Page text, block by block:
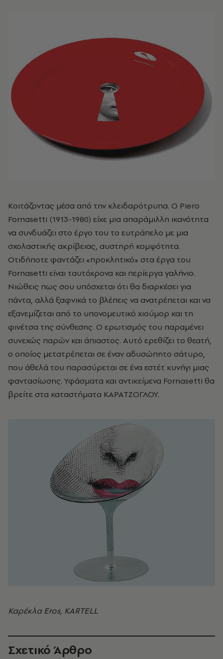
Κοιτάζοντας μέσα από την κλειδαρότρυπα. Ο Piero
Fornasetti (1913-1980) είχε μια απαράμιλλη ικανότητα
να συνδυάζει στο έργο του το ευτράπελο με μια
σχολαστικής ακρίβειας, αυστηρή κομψότητα.
Οτιδήποτε φαντάζει «προκλητικό» στα έργα του
Fornasetti είναι ταυτόχρονα και περίεργα γαλήνιο.
Νιώθεις πως σου υπόσχεται ότι θα διαρκέσει για
πάντα, αλλά ξαφνικά το βλέπεις να ανατρέπεται και να
εξανεμίζεται από το υπονομευτικό χιούμορ και τη
φινέτσα της σύνθεσης. Ο ερωτισμός του παραμένει
συνεχώς παρών και άπιαστος. Αυτό ερεθίζει το θεατή,
ο οποίος μετατρέπεται σε έναν αδυσώπητο σάτυρο,
που άθελά του παρασύρεται σε ένα εστέτ κυνήγι μιας
φαντασίωσης. Υφάσματα και αντικείμενα Fornasetti θα
βρείτε στα καταστήματα ΚΑΡΑΤΖΟΓΛΟΥ.
Καρέκλα Eros, KARTELL
Σχετικό Άρθρο